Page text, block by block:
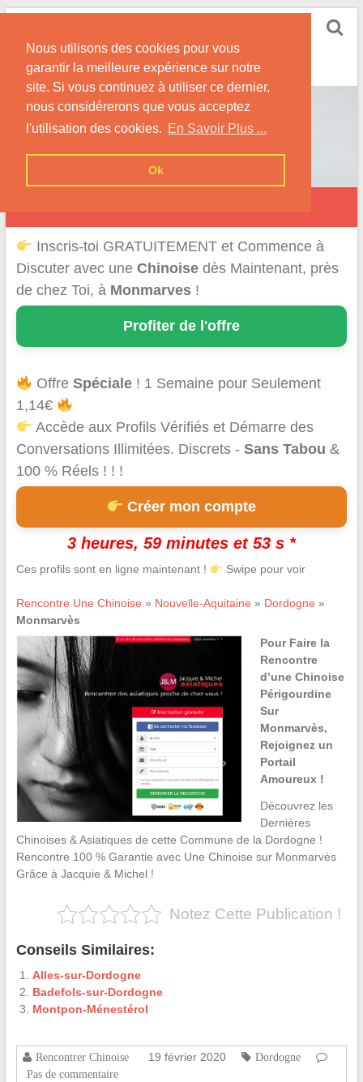
Nous utilisons des cookies pour vous
garantir la meilleure expérience sur notre
site. Si vous continuez à utiliser ce dernier,
nous considérerons que vous acceptez
l'utilisation des cookies. En Savoir Plus ...
Ok
Skip
content
Nos Conseils pour Rencontrer Une Femme
Originaire de Chine !
Inscris-toi GRATUITEMENT et Commence à
Discuter avec une Chinoisedès Maintenant, près
de chez Toi, à Monmarves!
Profiter de l'offre
OffreSpéciale ! 1 Semaine pour Seulement
1,14€
Accède aux Profils Vérifiés et Démarre des
Conversations Illimitées. Discrets - Sans Tabou &
100 % Réels ! ! !
Créer mon compte
3 heures, 59 minutes et 53 s *
Ces profils sont en ligne maintenant ! Swipe pour voir
Rencontre Une Chinoise » Nouvelle-Aquitaine » Dordogne »
Monmarvès
Pour Faire la
Rencontre
d’une Chinoise
Périgourdine
Sur
Monmarvès,
Rejoignez un
Portail
Amoureux !
Découvrez les
Dernières
Chinoises & Asiatiques de cette Commune de la Dordogne !
Rencontre 100 % Garantie avec Une Chinoise sur Monmarvès
Grâce à Jacquie & Michel !
Notez Cette Publication !
Conseils Similaires:
Alles-sur-Dordogne
Badefols-sur-Dordogne
Montpon-Ménestérol
Rencontrer Chinoise 19 février 2020
Dordogne
Pas de commentaire